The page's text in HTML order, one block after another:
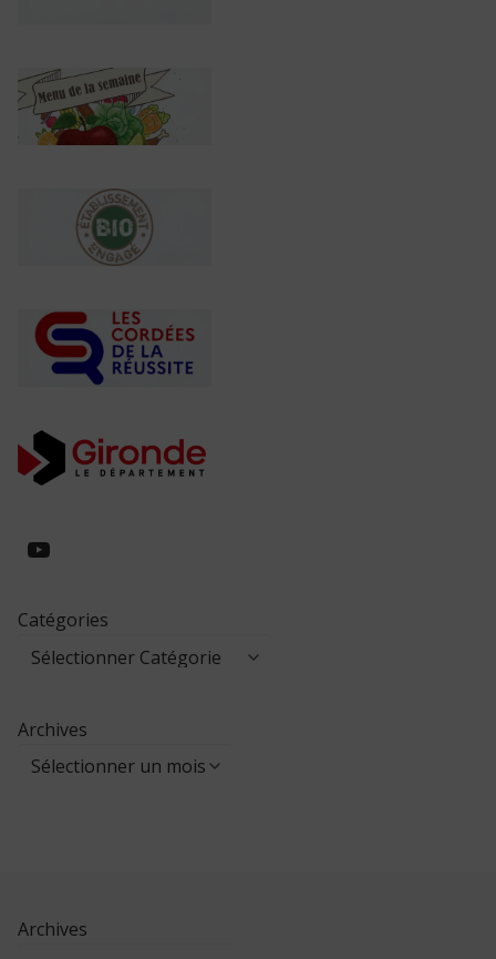
https://www.youtube.com/
Catégories
Archives
Archives